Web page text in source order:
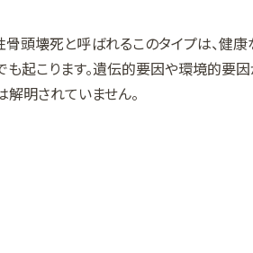
頭壊死と呼ばれるこのタイプは、健
起こります。遺伝的要因や環境的要
明されていません。